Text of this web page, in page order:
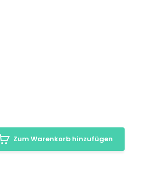
Zum Warenkorb hinzufügen